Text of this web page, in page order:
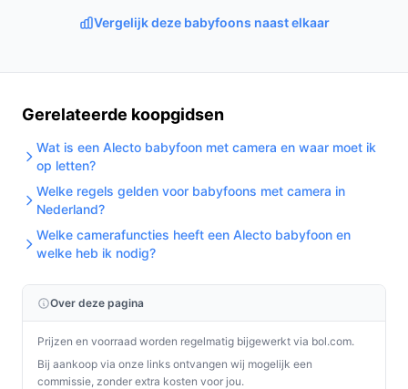
Vergelijk deze babyfoons naast elkaar
Gerelateerde koopgidsen
Wat is een Alecto babyfoon met camera en waar moet ik
op letten?
Welke regels gelden voor babyfoons met camera in
Nederland?
Welke camerafuncties heeft een Alecto babyfoon en
welke heb ik nodig?
Over deze pagina
Prijzen en voorraad worden regelmatig bijgewerkt via bol.com.
Bij aankoop via onze links ontvangen wij mogelijk een
commissie, zonder extra kosten voor jou.